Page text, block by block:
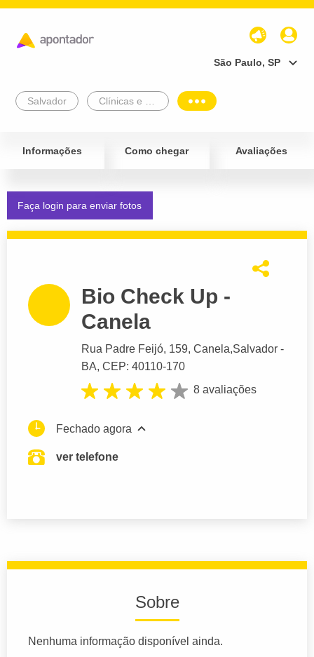
São Paulo, SP
Salvador
Informações Como chegar Avaliações
Faça login para enviar fotos
Bio Check Up -
Canela
Rua Padre Feijó, 159, Canela,Salvador -
BA, CEP: 40110-170
8 avaliações
Fechado agora
ver telefone
Sobre
Nenhuma informação disponível ainda.